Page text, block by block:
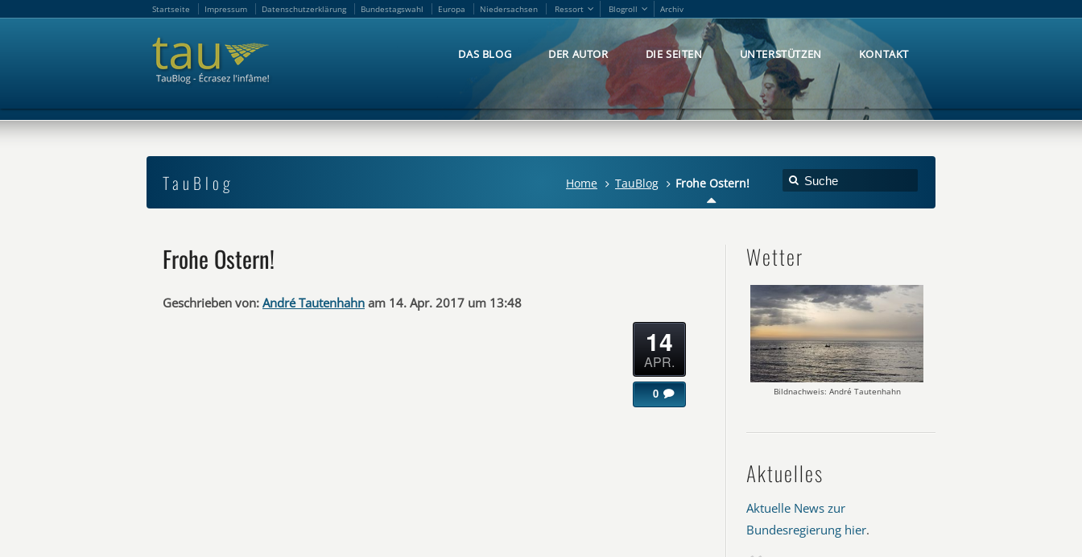
Startseite Impressum Datenschutzerklärung Bundestagswahl Europa Niedersachsen Ressort Blogroll Archiv
DAS BLOG DER AUTOR DIE SEITEN UNTERSTÜTZEN KONTAKT
TauBlog Home TauBlog Frohe Ostern!
Frohe Ostern!
Geschrieben von: André Tautenhahn am 14. Apr. 2017 um 13:48
14
APR.
0
Wetter
Bildnachweis: André Tautenhahn
Aktuelles
Aktuelle News zur
Bundesregierung hier.
Startseite Impressum Datenschutzerklärung Bundestagswahl Europa Niedersachsen Ressort Blogroll Archiv
DAS BLOG DER AUTOR DIE SEITEN UNTERSTÜTZEN KONTAKT